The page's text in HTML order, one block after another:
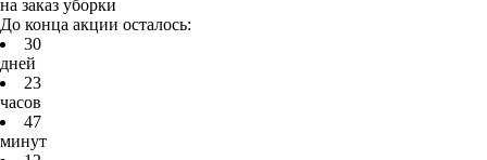
на заказ уборки
До конца акции осталось:
30
дней
23
часов
47
минут